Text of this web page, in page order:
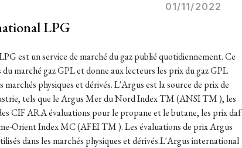
01/11/2022
LPG
est un service de marché du gaz publié quotidiennement. Ce
marché gaz GPL et donne aux lecteurs les prix du gaz GPL
physiques et dérivés. L'Argus est la source de prix de
tels que le Argus Mer du Nord Index TM (ANSI TM ), les
CIF ARA évaluations pour le propane et le butane, les prix daf
Orient Index MC (AFEI TM ). Les évaluations de prix Argus
dans les marchés physiques et dérivés.L'Argus international